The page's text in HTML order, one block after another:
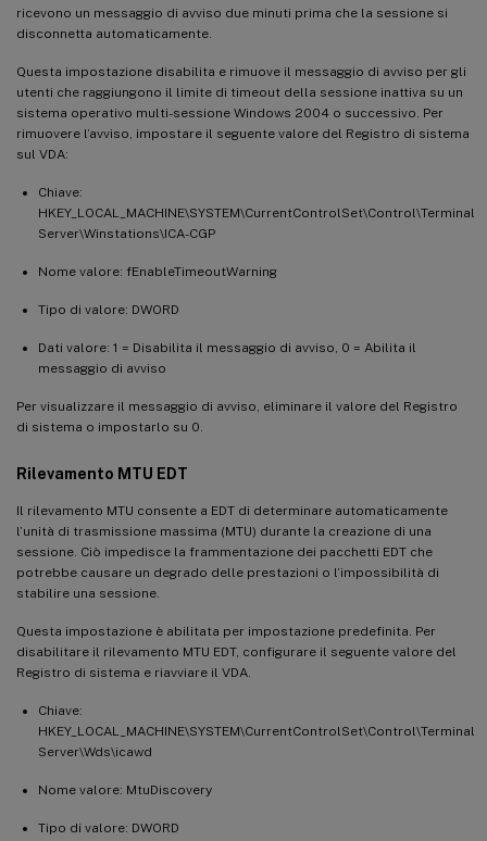
ricevono un messaggio di avviso due minuti prima che la sessione si
disconnetta automaticamente.
Questa impostazione disabilita e rimuove il messaggio di avviso per gli
utenti che raggiungono il limite di timeout della sessione inattiva su un
sistema operativo multi-sessione Windows 2004 o successivo. Per
rimuovere l’avviso, impostare il seguente valore del Registro di sistema
sul VDA:
Chiave:
HKEY_LOCAL_MACHINE\SYSTEM\CurrentControlSet\Control\Terminal
Server\Winstations\ICA-CGP
Nome valore: fEnableTimeoutWarning
Tipo di valore: DWORD
Dati valore: 1 = Disabilita il messaggio di avviso, 0 = Abilita il
messaggio di avviso
Per visualizzare il messaggio di avviso, eliminare il valore del Registro
di sistema o impostarlo su 0.
Rilevamento MTU EDT
Il rilevamento MTU consente a EDT di determinare automaticamente
l’unità di trasmissione massima (MTU) durante la creazione di una
sessione. Ciò impedisce la frammentazione dei pacchetti EDT che
potrebbe causare un degrado delle prestazioni o l’impossibilità di
stabilire una sessione.
Questa impostazione è abilitata per impostazione predefinita. Per
disabilitare il rilevamento MTU EDT, configurare il seguente valore del
Registro di sistema e riavviare il VDA.
Chiave:
HKEY_LOCAL_MACHINE\SYSTEM\CurrentControlSet\Control\Terminal
Server\Wds\icawd
Nome valore: MtuDiscovery
Tipo di valore: DWORD